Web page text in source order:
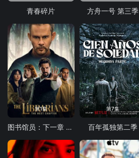
青春碎片 方舟一号 第三季
第1集
图书馆员：下一章 第二季
第7集
百年孤独第二季